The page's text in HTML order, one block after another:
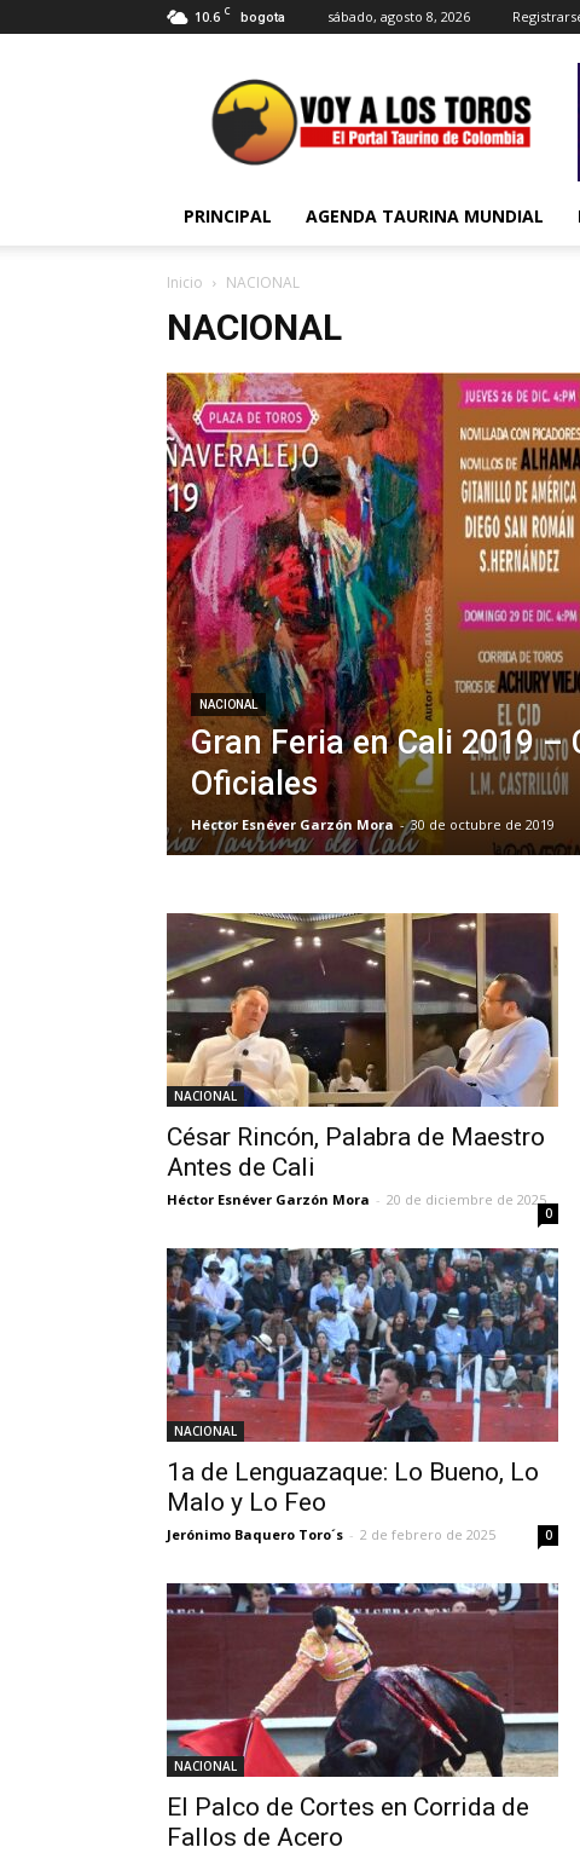
10.6 C bogota sábado, agosto 8, 2026
Voy
a
Los
Toros
PRINCIPAL AGENDA TAURINA MUNDIAL
Inicio NACIONAL
NACIONAL
NACIONAL
Gran Feria en Cali 2019 –
Oficiales
Héctor Esnéver Garzón Mora - 30 de octubre de 2019
NACIONAL
César Rincón, Palabra de Maestro
Antes de Cali
Héctor Esnéver Garzón Mora - 20 de diciembre de 2025
0
NACIONAL
1a de Lenguazaque: Lo Bueno, Lo
Malo y Lo Feo
Jerónimo Baquero Toro´s - 2 de febrero de 2025 0
NACIONAL
El Palco de Cortes en Corrida de
Fallos de Acero